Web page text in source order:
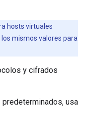
hosts virtuales
mismos valores para
y cifrados
usa